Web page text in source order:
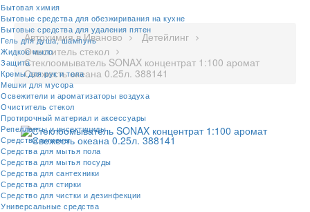
Бытовая химия
Бытовые средства для обезжиривания на кухне
Бытовые средства для удаления пятен
Гель для душа, шампунь
Жидкое мыло
Защита
Кремы для рук и тела
Мешки для мусора
Освежители и ароматизаторы воздуха
Очиститель стекол
Протирочный материал и аксессуары
Репелленты и инсектициды
Средства гигиены
Средства для мытья пола
Средства для мытья посуды
Средства для сантехники
Средства для стирки
Средство для чистки и дезинфекции
Универсальные средства
Автохимия в Иваново
Детейлинг
Очиститель стекол
Стеклоомыватель SONAX концентрат 1:100 аромат
Свежесть океана 0.25л. 388141